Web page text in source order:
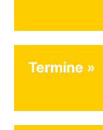
Termine